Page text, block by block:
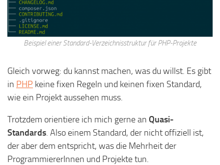
Beispiel einer Standard-Verzeichnisstruktur für PHP-Projekte
Gleich vorweg: du kannst machen, was du willst. Es gibt
in PHP keine fixen Regeln und keinen fixen Standard,
wie ein Projekt aussehen muss.
Trotzdem orientiere ich mich gerne an Quasi-
Standards. Also einem Standard, der nicht offiziell ist,
der aber dem entspricht, was die Mehrheit der
ProgrammiererInnen und Projekte tun.